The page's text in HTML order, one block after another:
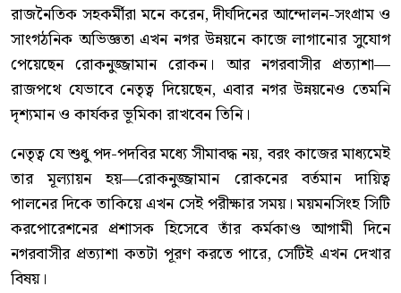
রাজনৈতিক সহকর্মীরা মনে করেন, দীর্ঘদিনের আন্দোলন-সংগ্রাম ও
সাংগঠনিক অভিজ্ঞতা এখন নগর উন্নয়নে কাজে লাগানোর সুযোগ
পেয়েছেন রোকনুজ্জামান রোকন। আর নগরবাসীর প্রত্যাশা—
রাজপথে যেভাবে নেতৃত্ব দিয়েছেন, এবার নগর উন্নয়নেও তেমনি
দৃশ্যমান ও কার্যকর ভূমিকা রাখবেন তিনি।
নেতৃত্ব যে শুধু পদ-পদবির মধ্যে সীমাবদ্ধ নয়, বরং কাজের মাধ্যমেই
তার মূল্যায়ন হয়—রোকনুজ্জামান রোকনের বর্তমান দায়িত্ব
পালনের দিকে তাকিয়ে এখন সেই পরীক্ষার সময়। ময়মনসিংহ সিটি
করপোরেশনের প্রশাসক হিসেবে তাঁর কর্মকাণ্ড আগামী দিনে
নগরবাসীর প্রত্যাশা কতটা পূরণ করতে পারে, সেটিই এখন দেখার
বিষয়।